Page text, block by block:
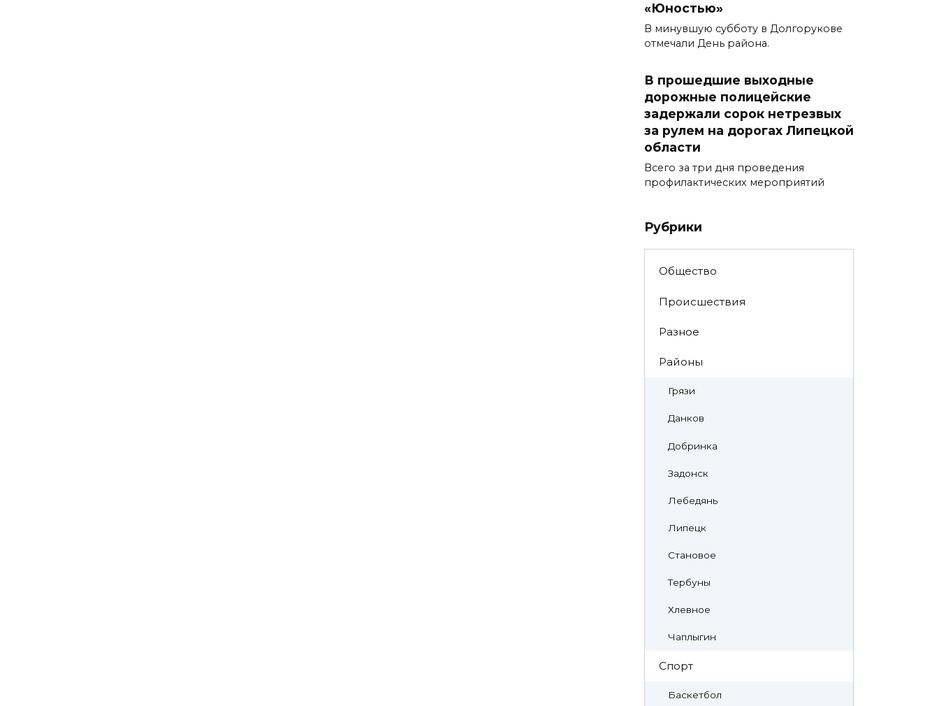
«Юностью»
В минувшую субботу в Долгорукове
отмечали День района.
В прошедшие выходные
дорожные полицейские
задержали сорок нетрезвых
за рулем на дорогах Липецкой
области
Всего за три дня проведения
профилактических мероприятий
Рубрики
Общество
Происшествия
Разное
Районы
Грязи
Данков
Добринка
Задонск
Лебедянь
Липецк
Становое
Тербуны
Хлевное
Чаплыгин
Спорт
Баскетбол